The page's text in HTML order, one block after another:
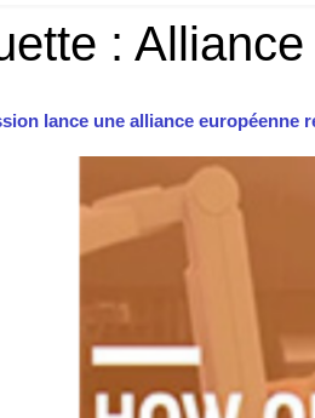
: Alliance
lance une alliance européenne